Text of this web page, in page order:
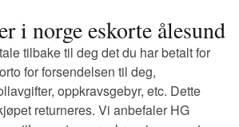
i norge eskorte ålesund
tilbake til deg det du har betalt for
for forsendelsen til deg,
oppkravsgebyr, etc. Dette
returneres. Vi anbefaler HG